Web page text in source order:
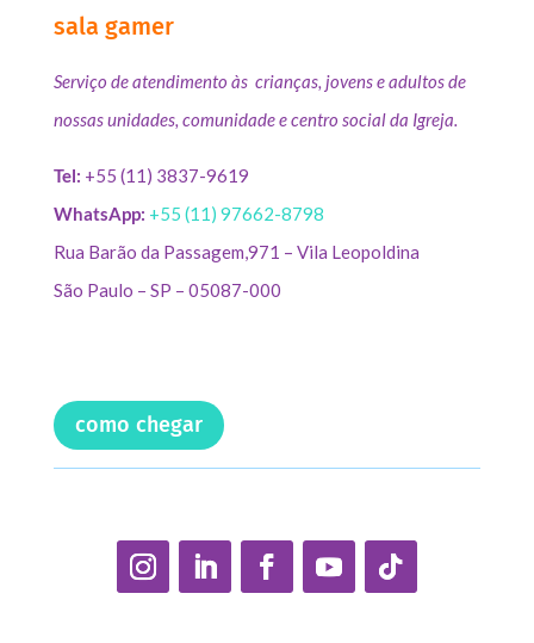
sala gamer
Serviço de atendimento às crianças, jovens e adultos de
nossas unidades, comunidade e centro social da Igreja.
Tel: +55 (11) 3837-9619
WhatsApp: +55 (11) 97662-8798
Rua Barão da Passagem,971 – Vila Leopoldina
São Paulo – SP – 05087-000
como chegar